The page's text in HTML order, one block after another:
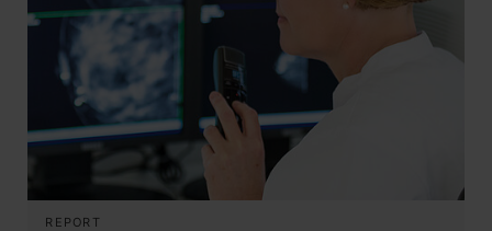
REPORT